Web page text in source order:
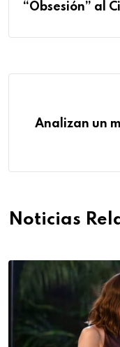
“Obsesión” al
Analizan un
Noticias